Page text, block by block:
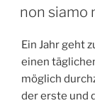
non siamo
Ein Jahr geht
einen
möglich
der erste und